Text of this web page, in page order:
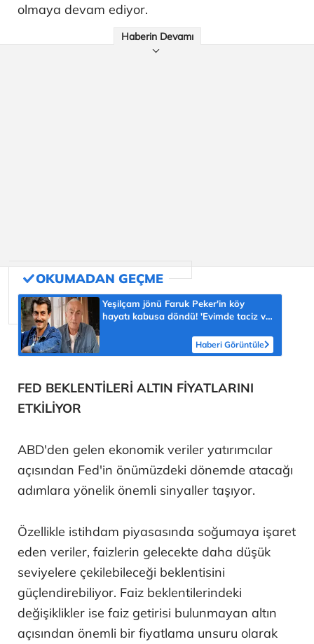
olmaya devam ediyor.
Haberin Devamı
Yeşilçam jönü Faruk Peker'in köy
hayatı kabusa döndü! 'Evimde taciz ve
Haberi Görüntüle
FED BEKLENTİLERİ ALTIN FİYATLARINI
ETKİLİYOR
ABD'den gelen ekonomik veriler yatırımcılar
açısından Fed'in önümüzdeki dönemde atacağı
adımlara yönelik önemli sinyaller taşıyor.
Özellikle istihdam piyasasında soğumaya işaret
eden veriler, faizlerin gelecekte daha düşük
seviyelere çekilebileceği beklentisini
güçlendirebiliyor. Faiz beklentilerindeki
değişiklikler ise faiz getirisi bulunmayan altın
açısından önemli bir fiyatlama unsuru olarak